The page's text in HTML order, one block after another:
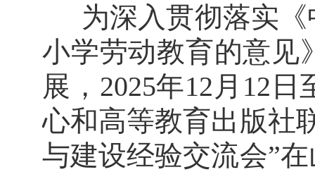
为深入贯彻落实
小学劳动教育的意见
展， 2025年12 月 12 日
心和高等教育出版社
与建设经验交流会”